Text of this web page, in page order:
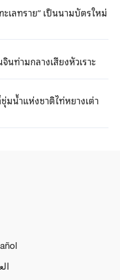
เลทราย” เป็นนามบัตรใหม่
นท่ามกลางเสียงหัวเราะ
มน้ำแห่งชาติไท่หยางเต่า